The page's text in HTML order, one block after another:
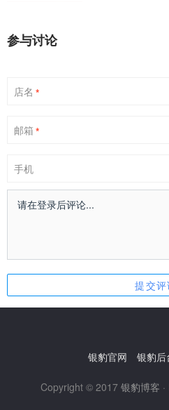
参与讨论
店名 *
邮箱 *
手机
银豹官网 银豹后
Copyright © 2017 银豹博客